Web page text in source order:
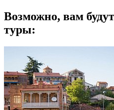
Возможно, вам
туры: